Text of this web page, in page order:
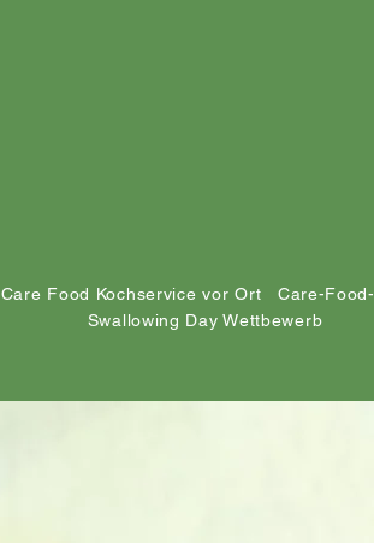
Care Food Kochservice vor Ort Care-
Swallowing Day Wettbewerb